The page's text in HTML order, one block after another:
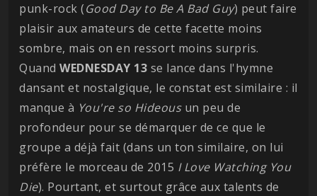
punk-rock (Good Day to Be A Bad Guy) peut faire
plaisir aux amateurs de cette facette moins
sombre, mais on en ressort moins surpris.
Quand WEDNESDAY 13 se lance dans l'hymne
dansant et nostalgique, le constat est similaire : il
manque à You're so Hideousun peu de
profondeur pour se démarquer de ce que le
groupe a déjà fait (dans un ton similaire, on lui
préfère le morceau de 2015 I Love Watching You
Die). Pourtant, et surtout grâce aux talents de